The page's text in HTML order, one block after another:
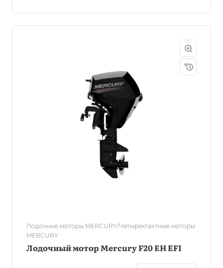
Лодочные моторы MERCURY/Четырехтактные моторы
MERCURY
Лодочный мотор Mercury F20 EH EFI